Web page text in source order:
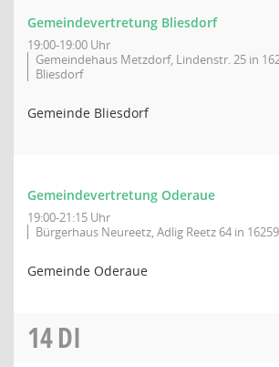
Gemeindevertretung Bliesdorf
19:00-19:00 Uhr
Gemeindehaus Metzdorf, Lindenstr. 25 in
Bliesdorf
Gemeinde Bliesdorf
Gemeindevertretung Oderaue
19:00-21:15 Uhr
Bürgerhaus Neureetz, Adlig Reetz 64 in
Gemeinde Oderaue
14DI